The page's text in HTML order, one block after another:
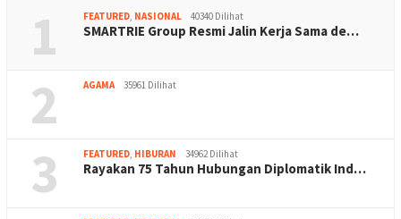
1 FEATURED, NASIONAL 40340 Dilihat
SMARTRIE Group Resmi Jalin Kerja Sama de…
2 AGAMA 35961 Dilihat
3 FEATURED, HIBURAN 34962 Dilihat
Rayakan 75 Tahun Hubungan Diplomatik Ind…